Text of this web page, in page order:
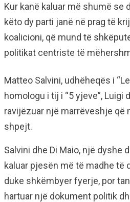
Kur kanë kaluar më shumë se
këto dy parti janë në prag të
koalicioni, që mund të
politikat centriste të
Matteo Salvini, udhëheqës i
homologu i tij i “5 yjeve”, Luigi
ravijëzuar një marrëveshje që
shpejt.
Salvini dhe Di Maio, një dyshe
kaluar pjesën më të madhe të
duke shkëmbyer fyerje, por
hartuar një dokument politik